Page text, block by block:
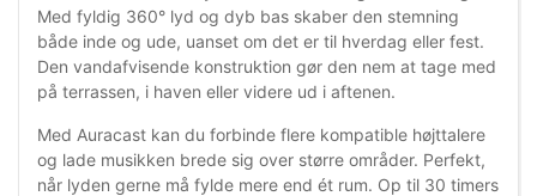
Med fyldig 360° lyd og dyb bas skaber den stemning
både inde og ude, uanset om det er til hverdag eller fest.
Den vandafvisende konstruktion gør den nem at tage med
på terrassen, i haven eller videre ud i aftenen.
Med Auracast kan du forbinde flere kompatible højttalere
og lade musikken brede sig over større områder. Perfekt,
når lyden gerne må fylde mere end ét rum. Op til 30 timers